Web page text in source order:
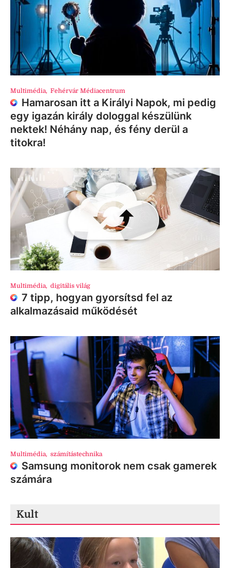
Multimédia, Fehérvár Médiacentrum
Hamarosan itt a Királyi Napok, mi pedig
egy igazán király dologgal készülünk
nektek! Néhány nap, és fény derül a
titokra!
Multimédia, digitális világ
7 tipp, hogyan gyorsítsd fel az
alkalmazásaid működését
Multimédia, számítástechnika
Samsung monitorok nem csak gamerek
számára
Kult